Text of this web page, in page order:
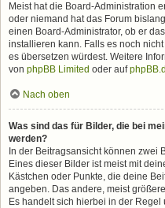
Meist hat die Board-Administration
oder niemand hat das Forum
einen Board-Administrator, ob er
installieren kann. Falls es noch
es übersetzen würdest. Weitere
von phpBB Limited oder auf
Nach oben
Was sind das für Bilder, die bei
werden?
In der Beitragsansicht können zwei
Eines dieser Bilder ist meist mit
Kästchen oder Punkte, die deine
angeben. Das andere, meist
Es handelt sich hierbei in der